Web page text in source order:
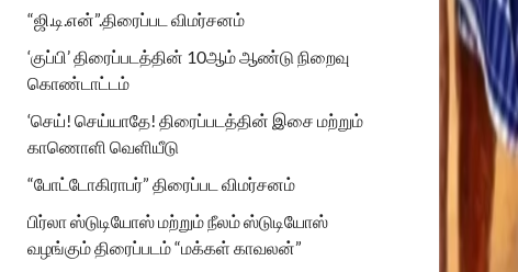
“ஜி.டி.என்”.திரைப்பட விமர்சனம்
‘குப்பி’ திரைப்படத்தின் 10ஆம் ஆண்டு நிறைவு
கொண்டாட்டம்
‘செய்! செய்யாதே! திரைப்படத்தின் இசை மற்றும்
காணொளி வெளியீடு
“போட்டோகிராபர்” திரைப்பட விமர்சனம்
பிர்லா ஸ்டுடியோஸ் மற்றும் நீலம் ஸ்டுடியோஸ்
வழங்கும் திரைப்படம் “மக்கள் காவலன்”